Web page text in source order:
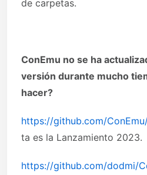
de carpetas.
ConEmu no se ha
versión durante mucho
hacer?
https://github.com/
ta es la Lanzamiento 2023.
https://github.com/dodmi/